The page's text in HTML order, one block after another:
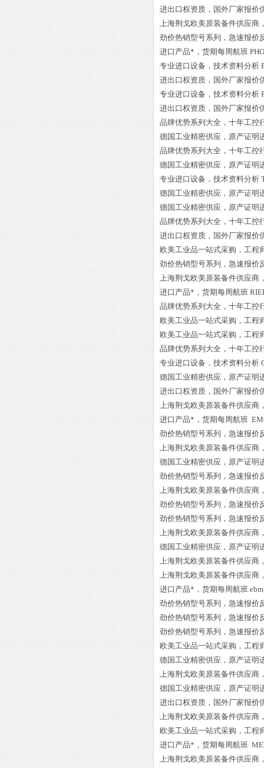
进出口权资质，国外厂家报价
上海荆戈欧美原装备件供应商
劲价热销型号系列，急速报价
进口产品*，货期每周航班
专业进口设备，技术资料分析
进出口权资质，国外厂家报价
专业进口设备，技术资料分析
进出口权资质，国外厂家报价
品牌优势系列大全，十年工控
德国工业精密供应，原产证明
品牌优势系列大全，十年工控
德国工业精密供应，原产证明
专业进口设备，技术资料分析
德国工业精密供应，原产证明
德国工业精密供应，原产证明
品牌优势系列大全，十年工控
进出口权资质，国外厂家报价
欧美工业品一站式采购，工程
劲价热销型号系列，急速报价
上海荆戈欧美原装备件供应商
进口产品*，货期每周航班
品牌优势系列大全，十年工控
欧美工业品一站式采购，工程
欧美工业品一站式采购，工程
品牌优势系列大全，十年工控
专业进口设备，技术资料分析
德国工业精密供应，原产证明
进出口权资质，国外厂家报价
上海荆戈欧美原装备件供应商
进口产品*，货期每周航班
劲价热销型号系列，急速报价
上海荆戈欧美原装备件供应商
德国工业精密供应，原产证明
劲价热销型号系列，急速报价
上海荆戈欧美原装备件供应商
劲价热销型号系列，急速报价
劲价热销型号系列，急速报价
上海荆戈欧美原装备件供应商
德国工业精密供应，原产证明
上海荆戈欧美原装备件供应商
上海荆戈欧美原装备件供应商
进口产品*，货期每周航班
劲价热销型号系列，急速报价
劲价热销型号系列，急速报价
劲价热销型号系列，急速报价
欧美工业品一站式采购，工程
德国工业精密供应，原产证明
上海荆戈欧美原装备件供应商
德国工业精密供应，原产证明
进出口权资质，国外厂家报价
上海荆戈欧美原装备件供应商
欧美工业品一站式采购，工程
进口产品*，货期每周航班
上海荆戈欧美原装备件供应商